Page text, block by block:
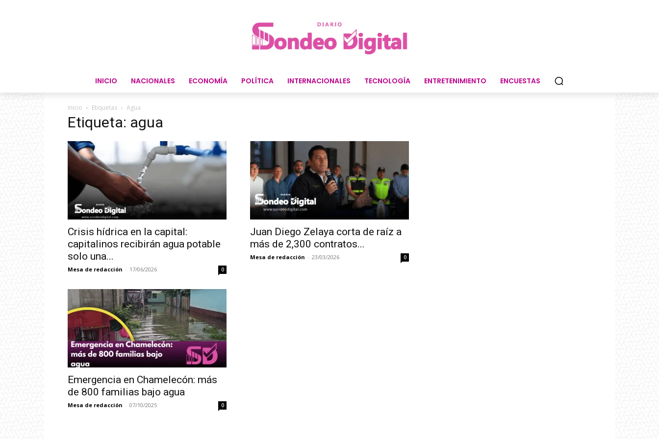
INICIO NACIONALES ECONOMÍA POLÍTICA INTERNACIONALES TECNOLOGÍA ENTRETENIMIENTO ENCUESTAS
Inicio Etiquetas Agua
Etiqueta: agua
Crisis hídrica en la capital:
capitalinos recibirán agua potable
solo una...
Mesa de redacción - 17/06/2026 0
Juan Diego Zelaya corta de raíz a
más de 2,300 contratos...
Mesa de redacción - 23/03/2026 0
Emergencia en Chamelecón: más
de 800 familias bajo agua
Mesa de redacción - 07/10/2025 0